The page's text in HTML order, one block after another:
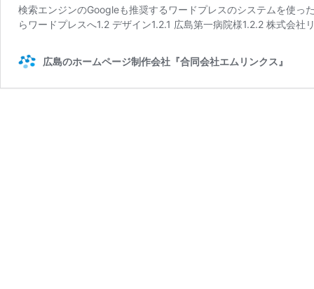
検索エンジンのGoogleも推奨するワードプレスのシステムを使
らワードプレスへ1.2 デザイン1.2.1 広島第一病院様1.2.2 株式会
広島のホームページ制作会社『合同会社エムリンクス』